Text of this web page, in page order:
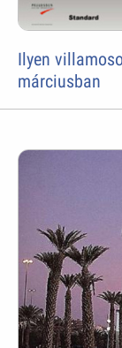
Ilyen
márciusban